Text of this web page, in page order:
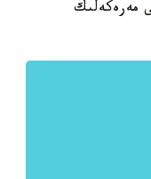
مەرەكەلىك